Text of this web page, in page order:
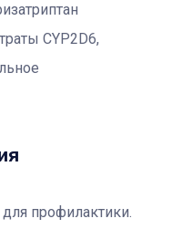
CYP2D6,
профилактики.